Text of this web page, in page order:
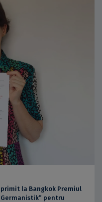
primit la Bangkok Premiul
pentru